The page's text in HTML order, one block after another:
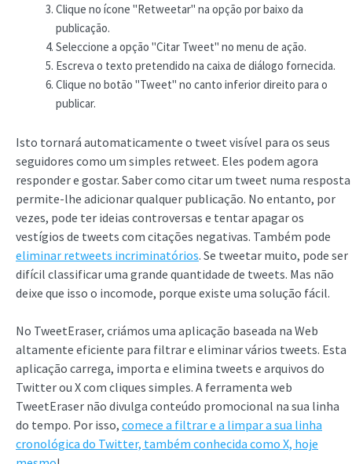
Clique no ícone "Retweetar" na opção por baixo da
publicação.
Seleccione a opção "Citar Tweet" no menu de ação.
Escreva o texto pretendido na caixa de diálogo fornecida.
Clique no botão "Tweet" no canto inferior direito para o
publicar.
Isto tornará automaticamente o tweet visível para os seus
seguidores como um simples retweet. Eles podem agora
responder e gostar. Saber como citar um tweet numa resposta
permite-lhe adicionar qualquer publicação. No entanto, por
vezes, pode ter ideias controversas e tentar apagar os
vestígios de tweets com citações negativas. Também pode
eliminar retweets incriminatórios. Se tweetar muito, pode ser
difícil classificar uma grande quantidade de tweets. Mas não
deixe que isso o incomode, porque existe uma solução fácil.
No TweetEraser, criámos uma aplicação baseada na Web
altamente eficiente para filtrar e eliminar vários tweets. Esta
aplicação carrega, importa e elimina tweets e arquivos do
Twitter ou X com cliques simples. A ferramenta web
TweetEraser não divulga conteúdo promocional na sua linha
do tempo. Por isso, comece a filtrar e a limpar a sua linha
cronológica do Twitter, também conhecida como X, hoje